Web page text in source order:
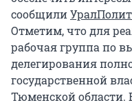
сообщили
Отметим, что для
рабочая группа по
делегирования
государственной
Тюменской области.